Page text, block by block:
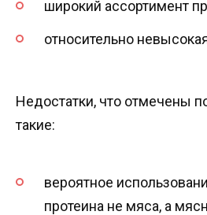
широкий ассортимент
относительно
Недостатки, что отмечены
такие:
вероятное
протеина не мяса, а